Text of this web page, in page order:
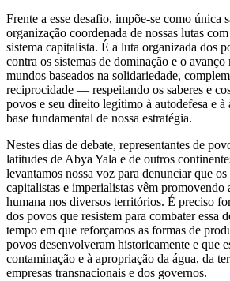
Frente a esse desafio, impõe-se como única
organização coordenada de nossas lutas
sistema capitalista. É a luta organizada dos
contra os sistemas de dominação e o
mundos baseados na solidariedade,
reciprocidade — respeitando os saberes e
povos e seu direito legítimo à autodefesa e
base fundamental de nossa estratégia.
Nestes dias de debate, representantes de
latitudes de Abya Yala e de outros
levantamos nossa voz para denunciar que
capitalistas e imperialistas vêm promovendo
humana nos diversos territórios. É preciso
dos povos que resistem para combater essa
tempo em que reforçamos as formas de
povos desenvolveram historicamente e que
contaminação e à apropriação da água, da
empresas transnacionais e dos governos.